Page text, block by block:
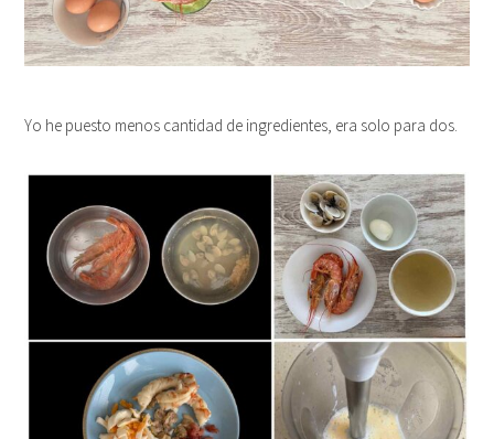
Yo he puesto menos cantidad de ingredientes, era solo para dos.